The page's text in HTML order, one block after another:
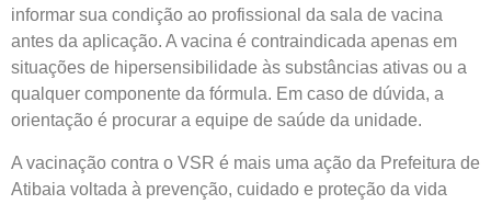
informar sua condição ao profissional da sala de vacina
antes da aplicação. A vacina é contraindicada apenas em
situações de hipersensibilidade às substâncias ativas ou a
qualquer componente da fórmula. Em caso de dúvida, a
orientação é procurar a equipe de saúde da unidade.
A vacinação contra o VSR é mais uma ação da Prefeitura de
Atibaia voltada à prevenção, cuidado e proteção da vida